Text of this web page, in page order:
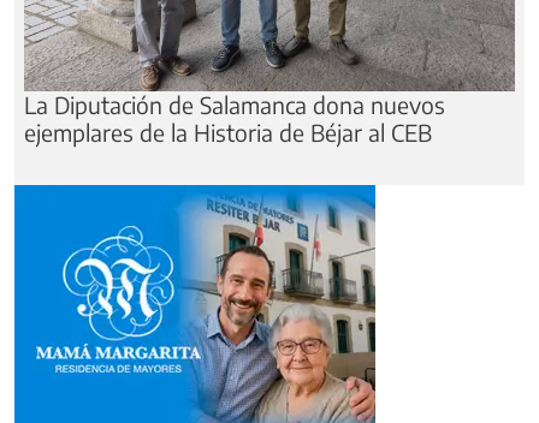
Béjar ofrece visitas guiadas a «El hilo de la
memoria»